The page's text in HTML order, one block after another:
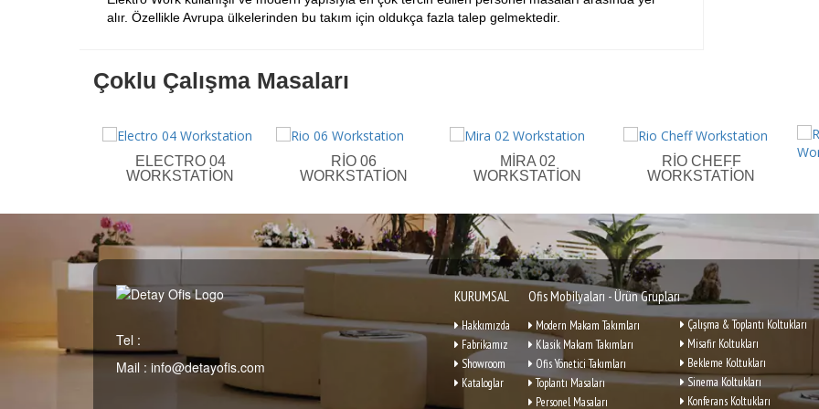
alır. Özellikle Avrupa ülkelerinden bu takım için oldukça fazla talep gelmektedir.
Çoklu Çalışma Masaları
ELECTRO 04
WORKSTATION
RIO 06
WORKSTATION
MIRA 02
WORKSTATION
RIO CHEFF
WORKSTATION
Tel :
Mail : info@detayofis.com
KURUMSAL
Hakkımızda
Fabrikamız
Showroom
Kataloglar
Ofis Mobilyaları - Ürün Grupları
Modern Makam Takımları
Klasik Makam Takımları
Ofis Yönetici Takımları
Toplantı Masaları
Personel Masaları
Çalışma & Toplantı Koltukları
Misafir Koltukları
Bekleme Koltukları
Sinema Koltukları
Konferans Koltukları